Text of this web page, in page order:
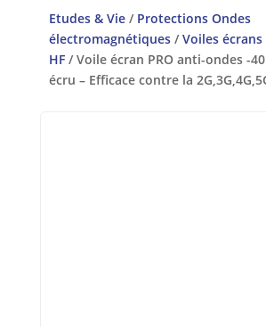
Etudes & Vie/ Protections Ondes
électromagnétiques/Voiles
HF/ Voile écran PRO anti-ondes -
écru – Efficace contre la